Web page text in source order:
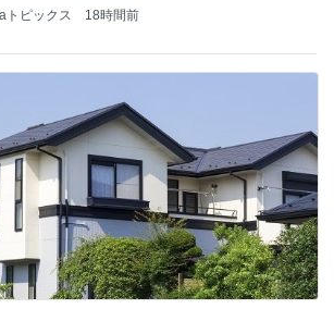
トピックス 18時間前